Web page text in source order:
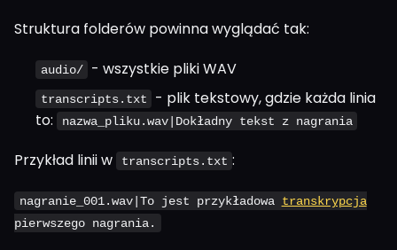
Struktura folderów powinna wyglądać tak:
audio/ - wszystkie pliki WAV
transcripts.txt
- plik tekstowy, gdzie każda linia
to:
nazwa_pliku.wav|Dokładny tekst z nagrania
Przykład linii w transcripts.txt :
nagranie_001.wav|To jest przykładowa transkrypcja
pierwszego nagrania.